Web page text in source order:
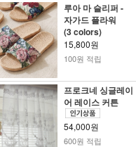
루아 마 슬리퍼 -
자가드 플라워
(3 colors)
15,800원
100원 적립
프로크네 싱글레이
어 레이스 커튼
54,000원
600원 적립